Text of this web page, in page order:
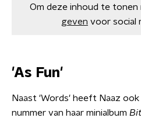
Om deze inhoud te tonen
geven voor social
'As Fun'
​Naast 'Words' heeft Naaz
nummer van haar minialbum